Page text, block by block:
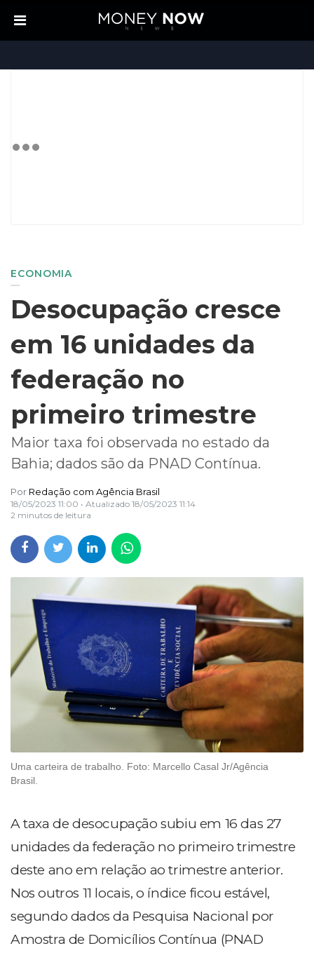
ECONOMIA
Desocupação cresce
em 16 unidades da
federação no
primeiro trimestre
Maior taxa foi observada no estado da
Bahia; dados são da PNAD Contínua.
Por Redação com Agência Brasil
18/05/2023 11:00 • Atualizado 18/05/2023 11:14
2 minutos de leitura
Uma carteira de trabalho. Foto: Marcello Casal Jr/Agência
Brasil.
A taxa de desocupação subiu em 16 das 27
unidades da federação no primeiro trimestre
deste ano em relação ao trimestre anterior.
Nos outros 11 locais, o índice ficou estável,
segundo dados da Pesquisa Nacional por
Amostra de Domicílios Contínua (PNAD